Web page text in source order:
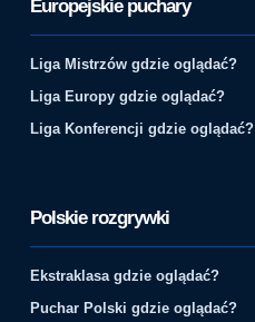
Europejskie puchary
Liga Mistrzów gdzie oglądać?
Liga Europy gdzie oglądać?
Liga Konferencji gdzie oglądać?
Polskie rozgrywki
Ekstraklasa gdzie oglądać?
Puchar Polski gdzie oglądać?